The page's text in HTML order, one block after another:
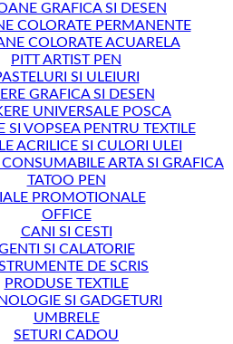
GRAFICA SI DESEN
COLORATE PERMANENTE
COLORATE ACUARELA
PITT ARTIST PEN
SI ULEIURI
GRAFICA SI DESEN
UNIVERSALE POSCA
SI VOPSEA PENTRU TEXTILE
ACRILICE SI CULORI ULEI
ARTA SI GRAFICA
TATOO PEN
PROMOTIONALE
OFFICE
CANI SI CESTI
SI CALATORIE
DE SCRIS
PRODUSE TEXTILE
SI GADGETURI
UMBRELE
SETURI CADOU